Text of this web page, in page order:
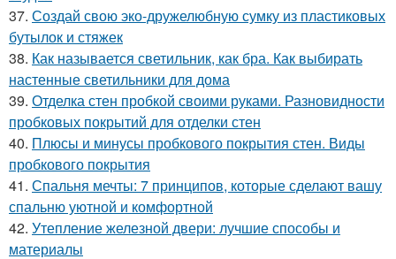
37. Создай свою эко-дружелюбную сумку из пластиковых
бутылок и стяжек
38. Как называется светильник, как бра. Как выбирать
настенные светильники для дома
39. Отделка стен пробкой своими руками. Разновидности
пробковых покрытий для отделки стен
40. Плюсы и минусы пробкового покрытия стен. Виды
пробкового покрытия
41. Спальня мечты: 7 принципов, которые сделают вашу
спальню уютной и комфортной
42. Утепление железной двери: лучшие способы и
материалы